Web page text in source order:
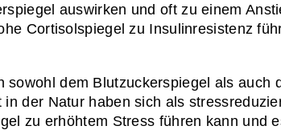
auswirken und oft zu einem
Cortisolspiegel zu Insulinresistenz
dem Blutzuckerspiegel als auch
der Natur haben sich als
zu erhöhtem Stress führen kann und